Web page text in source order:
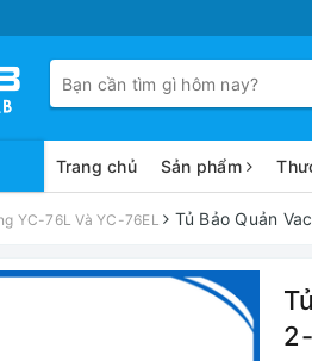
Trang chủ Sản phẩm
YC-76L Và YC-76EL Tủ Bảo Quản